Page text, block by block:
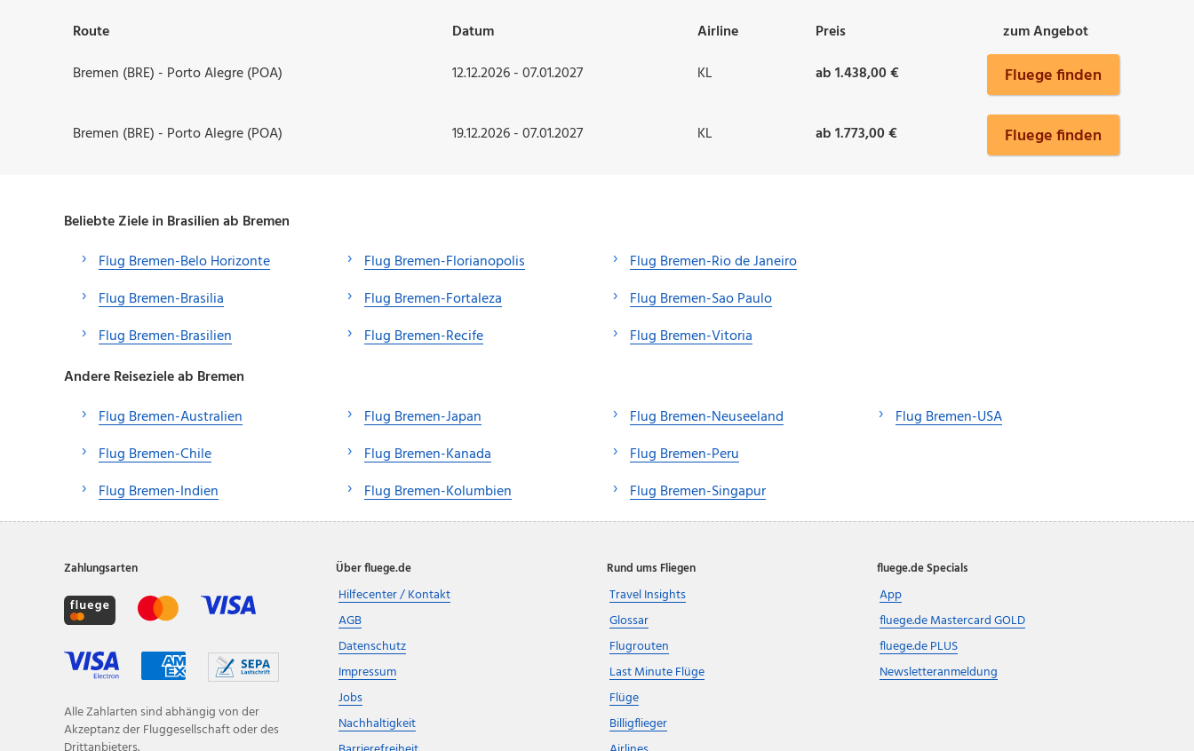
Route Datum Airline Preis
zum Angebot
Bremen (BRE) - Porto Alegre (POA)
12.12.2026 - 07.01.2027 KL ab 1.438,00 € Fluege finden
Bremen (BRE) - Porto Alegre (POA) 19.12.2026 - 07.01.2027 KL ab 1.773,00 € Fluege finden
Beliebte Ziele in Brasilien ab Bremen
Flug Bremen-Belo Horizonte
Flug Bremen-Brasilia
Flug Bremen-Brasilien
Flug Bremen-Florianopolis
Flug Bremen-Fortaleza
Flug Bremen-Recife
Flug Bremen-Rio de Janeiro
Flug Bremen-Sao Paulo
Flug Bremen-Vitoria
Andere Reiseziele ab Bremen
Flug Bremen-Australien
Flug Bremen-Chile
Flug Bremen-Indien
Flug Bremen-Japan
Flug Bremen-Kanada
Flug Bremen-Kolumbien
Flug Bremen-Neuseeland
Flug Bremen-Peru
Flug Bremen-Singapur
Flug Bremen-USA